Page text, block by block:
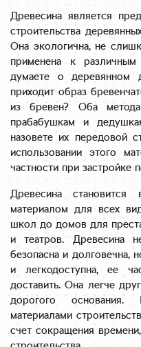
Древесина является
строительства
Она экологична, не
применена к
думаете о
приходит образ
из бревен? Оба
прабабушкам и
назовете их передовой
использовании этого
частности при застройке
Древесина становится
материалом для всех
школ до домов для
и театров. Древесина
безопасна и долговечна,
и легкодоступна, ее
доставить. Она легче
дорогого
материалами
счет сокращения